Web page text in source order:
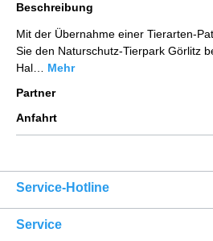
Beschreibung
Mit der Übernahme einer Tierarten-
Sie den Naturschutz-Tierpark Görlitz
Hal… Mehr
Partner
Anfahrt
Service-Hotline
Service